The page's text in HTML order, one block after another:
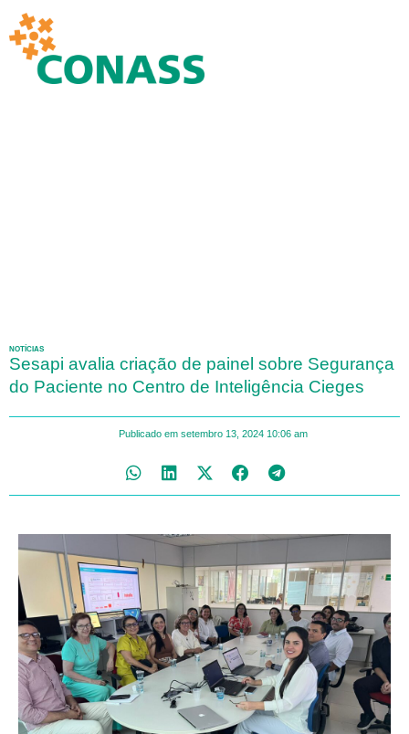
NOTÍCIAS
Sesapi avalia criação de painel sobre Segurança
do Paciente no Centro de Inteligência Cieges
Publicado em setembro 13, 2024 10:06 am